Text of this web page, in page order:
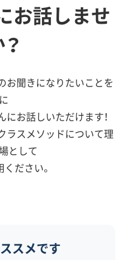
お話しませ
お聞きになりたいことを
お話しいただけます！
ラスメソッドについて理
として
ださい。
スメです